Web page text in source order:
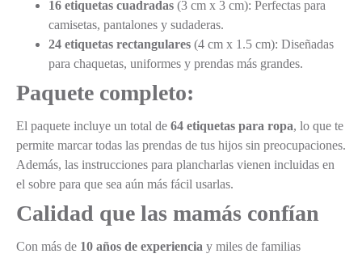
16 etiquetas cuadradas (3 cm x 3 cm): Perfectas para
camisetas, pantalones y sudaderas.
24 etiquetas rectangulares (4 cm x 1.5 cm): Diseñadas
para chaquetas, uniformes y prendas más grandes.
Paquete completo:
El paquete incluye un total de 64 etiquetas para ropa, lo que te
permite marcar todas las prendas de tus hijos sin preocupaciones.
Además, las instrucciones para plancharlas vienen incluidas en
el sobre para que sea aún más fácil usarlas.
Calidad que las mamás confían
Con más de 10 años de experiencia y miles de familias